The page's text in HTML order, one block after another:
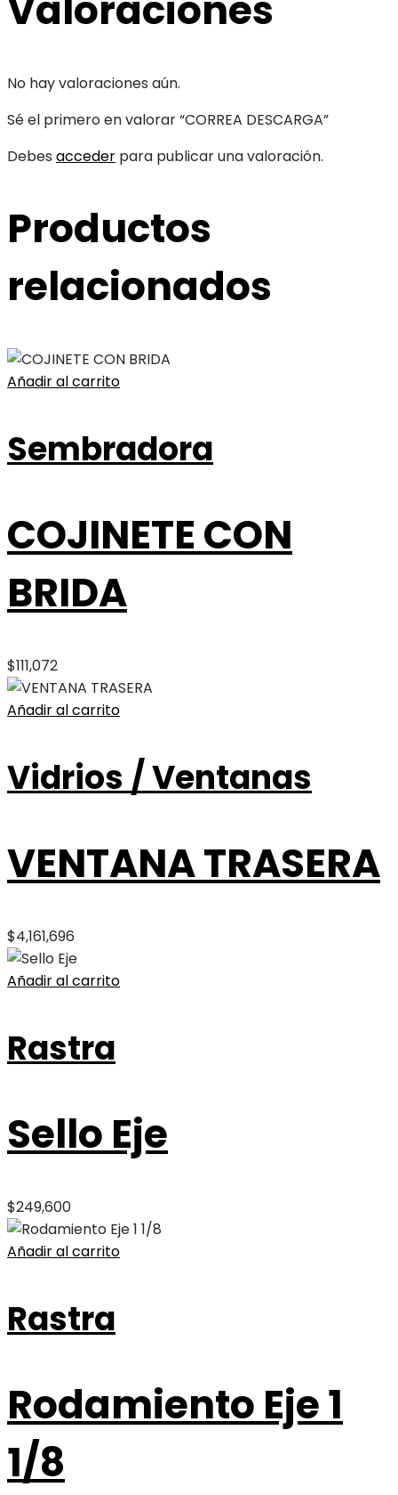
No hay valoraciones aún.
Sé el primero en valorar “CORREA DESCARGA”
Debes acceder para publicar una valoración.
Productos
relacionados
Añadir al carrito
Sembradora
COJINETE CON
BRIDA
$111,072
Añadir al carrito
Vidrios / Ventanas
VENTANA TRASERA
$4,161,696
Añadir al carrito
Rastra
Sello Eje
$249,600
Añadir al carrito
Rastra
Rodamiento Eje 1
1/8